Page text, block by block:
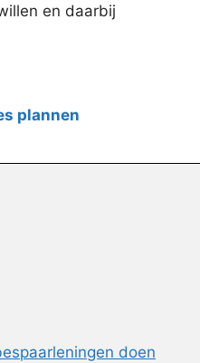
en daarbij
plannen
doen